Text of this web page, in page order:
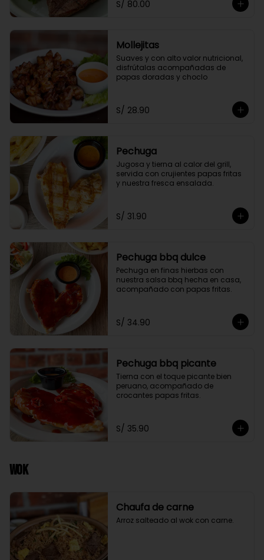
S/ 80.00
Mollejitas
Suaves y con alto valor nutricional,
disfrútalas acompañadas de
papas doradas y choclo
S/ 28.90
Pechuga
Jugosa y tierna al calor del grill,
servida con crujientes papas fritas
y nuestra fresca ensalada.
S/ 31.90
Pechuga bbq dulce
Pechuga en finas hierbas con
nuestra salsa bbq hecha en casa,
acompañado con papas fritas.
S/ 34.90
Pechuga bbq picante
Tierna con el toque picante bien
peruano, acompañado de
crocantes papas fritas.
S/ 35.90
Wok
Chaufa de carne
Arroz salteado al wok con carne.